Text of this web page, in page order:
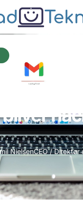
du
NielsenCEO / Direktør